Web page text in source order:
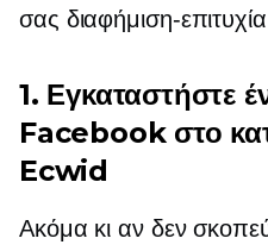
σας διαφήμιση-επιτυχία
1. Εγκαταστήστε
Facebook στο
Ecwid
Ακόμα κι αν δεν